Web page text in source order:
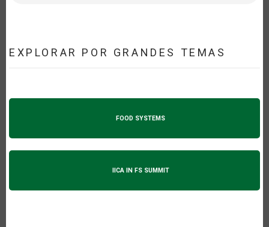
EXPLORAR POR GRANDES TEMAS
FOOD SYSTEMS
IICA IN FS SUMMIT